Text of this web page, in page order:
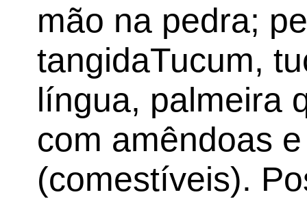
mão na pedra;
tangidaTucum,
língua, palmeira
com amêndoas
(comestíveis).